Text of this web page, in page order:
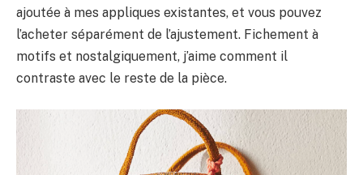
ajoutée à mes appliques existantes, et vous pouvez
l’acheter séparément de l’ajustement. Fichement à
motifs et nostalgiquement, j’aime comment il
contraste avec le reste de la pièce.